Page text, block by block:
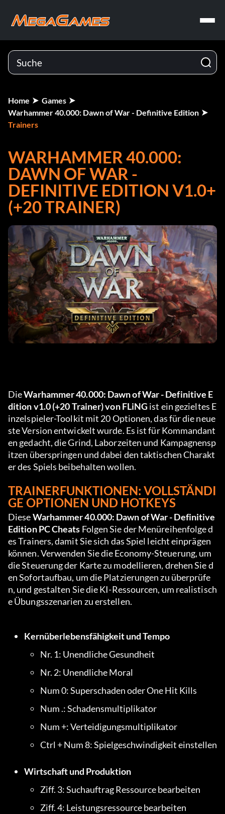
Home
Games
Warhammer 40.000: Dawn of War - Definitive Edition
Trainers
WARHAMMER 40.000:
DAWN OF WAR -
DEFINITIVE EDITION V1.0+
(+20 TRAINER)
Die Warhammer 40.000: Dawn of War - Definitive E
dition v1.0 (+20 Trainer) von FLiNG ist ein gezieltes E
inzelspieler-Toolkit mit 20 Optionen, das für die neue
ste Version entwickelt wurde. Es ist für Kommandant
en gedacht, die Grind, Laborzeiten und Kampagnensp
itzen überspringen und dabei den taktischen Charakt
er des Spiels beibehalten wollen.
TRAINERFUNKTIONEN: VOLLSTÄNDI
GE OPTIONEN UND HOTKEYS
Diese Warhammer 40.000: Dawn of War - Definitive
Edition PC Cheats Folgen Sie der Menüreihenfolge d
es Trainers, damit Sie sich das Spiel leicht einprägen
können. Verwenden Sie die Economy-Steuerung, um
die Steuerung der Karte zu modellieren, drehen Sie d
en Sofortaufbau, um die Platzierungen zu überprüfe
n, und gestalten Sie die KI-Ressourcen, um realistisch
e Übungsszenarien zu erstellen.
Kernüberlebensfähigkeit und Tempo
Nr. 1: Unendliche Gesundheit
Nr. 2: Unendliche Moral
Num 0: Superschaden oder One Hit Kills
Num .: Schadensmultiplikator
Num +: Verteidigungsmultiplikator
Ctrl + Num 8: Spielgeschwindigkeit einstellen
Wirtschaft und Produktion
Ziff. 3: Suchauftrag Ressource bearbeiten
Ziff. 4: Leistungsressource bearbeiten